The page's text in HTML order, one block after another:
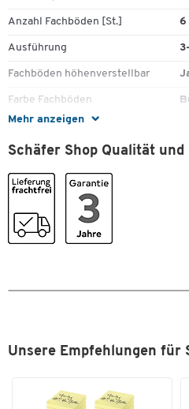
Mehr anzeigen
Anzahl Fachböden [St.] 6
Ausführung
Fachböden höhenverstellbar
Farbe Fachböden
Farbe Korpus
Gewicht [kg]
Material Fachböden
Material Korpus
Materialstärke Fachboden [mm]
Außenbreite [mm]
Schäfer Shop Qualität und
Unsere Empfehlungen für
Zum Zoomen